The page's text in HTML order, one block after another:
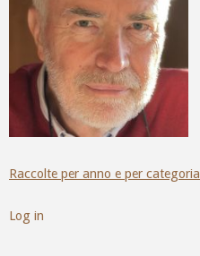
Raccolte per anno e per categoria
Log in